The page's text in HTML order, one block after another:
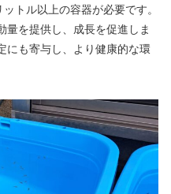
トル以上の容器が必要です。
量を提供し、成長を促進しま
にも寄与し、より健康的な環